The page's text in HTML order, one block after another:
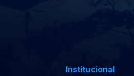
Institucional